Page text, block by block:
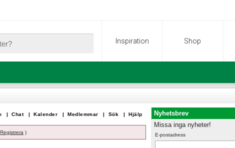
Inspiration Shop
Hjälp
Sök |
Medlemmar |
Kalender |
Chat |
|
Registrera )
Nyhetsbrev
Missa inga nyheter!
E-postadress